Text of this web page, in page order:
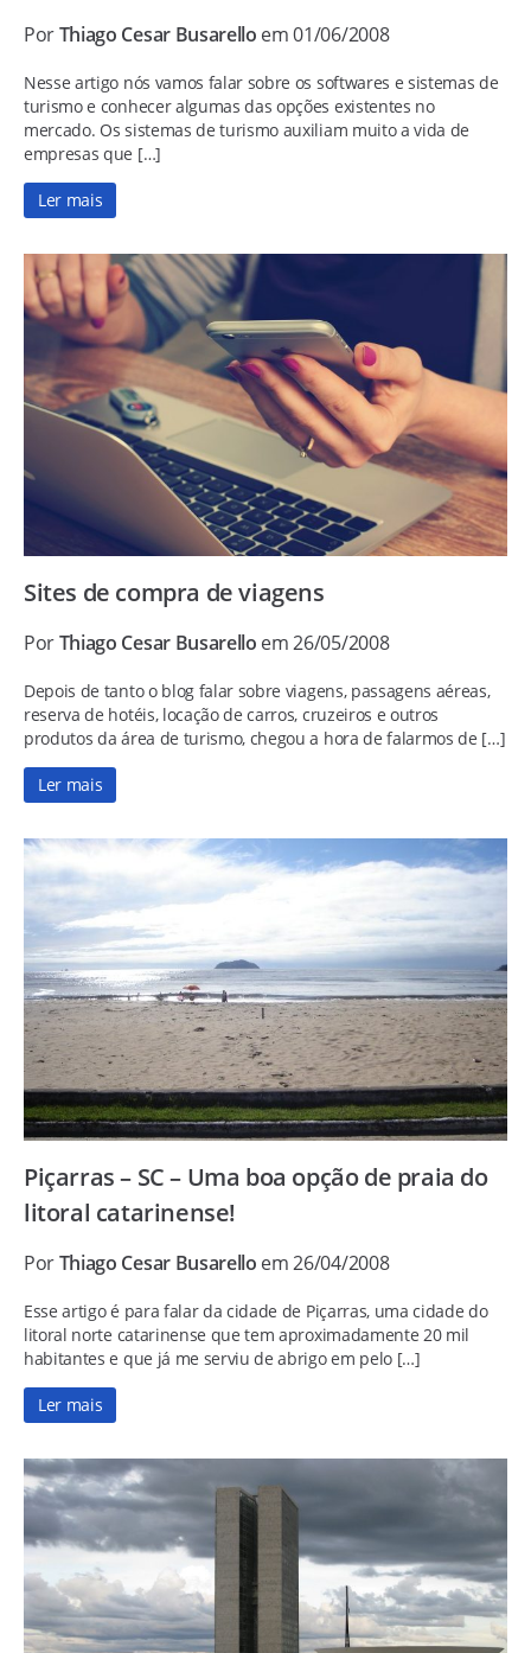
PorThiago Cesar Busarello em 01/06/2008
Nesse artigo nós vamos falar sobre os softwares e sistemas de
turismo e conhecer algumas das opções existentes no
mercado. Os sistemas de turismo auxiliam muito a vida de
empresas que […]
Ler mais
Sites de compra de viagens
PorThiago Cesar Busarello em 26/05/2008
Depois de tanto o blog falar sobre viagens, passagens aéreas,
reserva de hotéis, locação de carros, cruzeiros e outros
produtos da área de turismo, chegou a hora de falarmos de […]
Ler mais
Piçarras – SC – Uma boa opção de praia do
litoral catarinense!
PorThiago Cesar Busarello em 26/04/2008
Esse artigo é para falar da cidade de Piçarras, uma cidade do
litoral norte catarinense que tem aproximadamente 20 mil
habitantes e que já me serviu de abrigo em pelo […]
Ler mais